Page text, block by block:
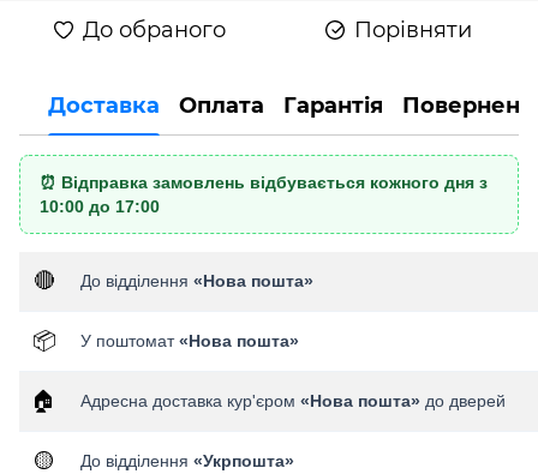
До обраного Порівняти
Доставка Оплата Гарантія
⏰ Відправка замовлень відбувається кожного дня з
10:00 до 17:00
🔴 До відділення «Нова пошта»
📦 У поштомат«Нова пошта»
🏠 Адресна доставка кур'єром «Нова пошта» до дверей
🟡 До відділення «Укрпошта»